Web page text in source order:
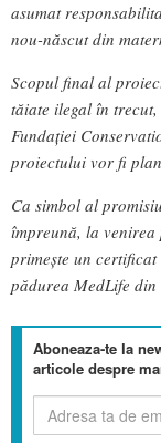
asumat
nou-născut din
Scopul final al
tăiate ilegal în
Fundației
proiectului vor fi
Ca simbol al
împreună, la venirea
primește un
pădurea MedLife din
Aboneaza-te la
articole despre